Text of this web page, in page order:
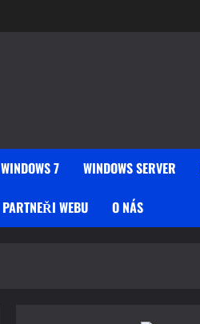
WINDOWS 7 WINDOWS SERVER
PARTNEŘI WEBU O NÁS